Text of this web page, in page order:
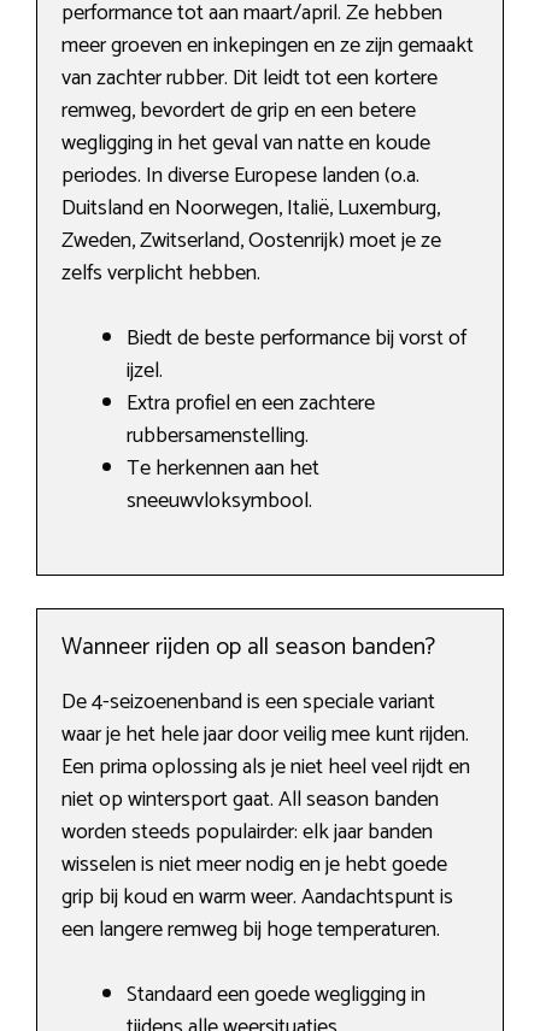
performance tot aan maart/april. Ze hebben
meer groeven en inkepingen en ze zijn gemaakt
van zachter rubber. Dit leidt tot een kortere
remweg, bevordert de grip en een betere
wegligging in het geval van natte en koude
periodes. In diverse Europese landen (o.a.
Duitsland en Noorwegen, Italië, Luxemburg,
Zweden, Zwitserland, Oostenrijk) moet je ze
zelfs verplicht hebben.
Biedt de beste performance bij vorst of
ijzel.
Extra profiel en een zachtere
rubbersamenstelling.
Te herkennen aan het
sneeuwvloksymbool.
Wanneer rijden op all season banden?
De 4-seizoenenband is een speciale variant
waar je het hele jaar door veilig mee kunt rijden.
Een prima oplossing als je niet heel veel rijdt en
niet op wintersport gaat. All season banden
worden steeds populairder: elk jaar banden
wisselen is niet meer nodig en je hebt goede
grip bij koud en warm weer. Aandachtspunt is
een langere remweg bij hoge temperaturen.
Standaard een goede wegligging in